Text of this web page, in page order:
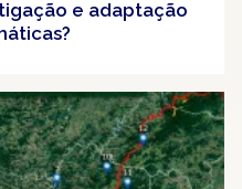
e adaptação